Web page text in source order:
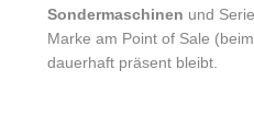
Sondermaschinen und
Marke am Point of Sale
dauerhaft präsent bleibt.